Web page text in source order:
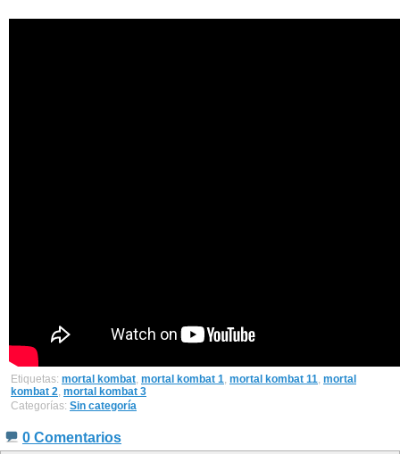
Etiquetas: mortal kombat, mortal kombat 1, mortal kombat 11, mortal
kombat 2, mortal kombat 3
Categorías: Sin categoría
0 Comentarios